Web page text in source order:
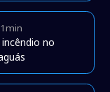
no